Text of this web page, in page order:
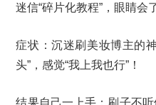
迷信“碎片化教程”，眼睛会
症状：沉迷刷美妆博主的
头”，感觉“我上我也行”！
结果自己一上手：刷子不